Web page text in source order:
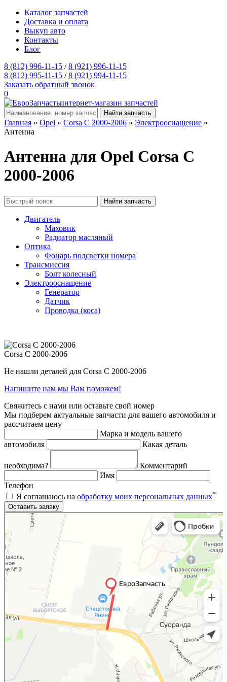
Каталог запчастей
Доставка и оплата
Выкуп авто
Контакты
Блог
8 (812) 996-11-15 /8 (921) 996-11-15
8 (812) 995-11-15 /8 (921) 994-11-15
Заказать обратный звонок
0
интернет-магазин запчастей
Главная » Opel » Corsa C 2000-2006 » Электрооснащение »
Антенна
Антенна для Opel Corsa C
2000-2006
Двигатель
Маховик
Радиатор масляный
Оптика
Фонарь подсветки номера
Трансмиссия
Болт колесный
Электрооснащение
Генератор
Датчик
Проводка (коса)
Corsa C 2000-2006
Не нашли деталей для Corsa C 2000-2006
Напишите нам мы Вам поможем!
Свяжитесь с нами или оставьте свой номер
Мы подберем актуальные запчасти для вашего автомобиля и
рассчитаем цену
Марка и модель вашего
автомобиля
Какая деталь
необходима?
Комментарий
Имя
Телефон
Я соглашаюсь на обработку моих персональных данных*
Яндекс.Карты
Яндекс.Карты — поиск мест и адресов, городской транспорт